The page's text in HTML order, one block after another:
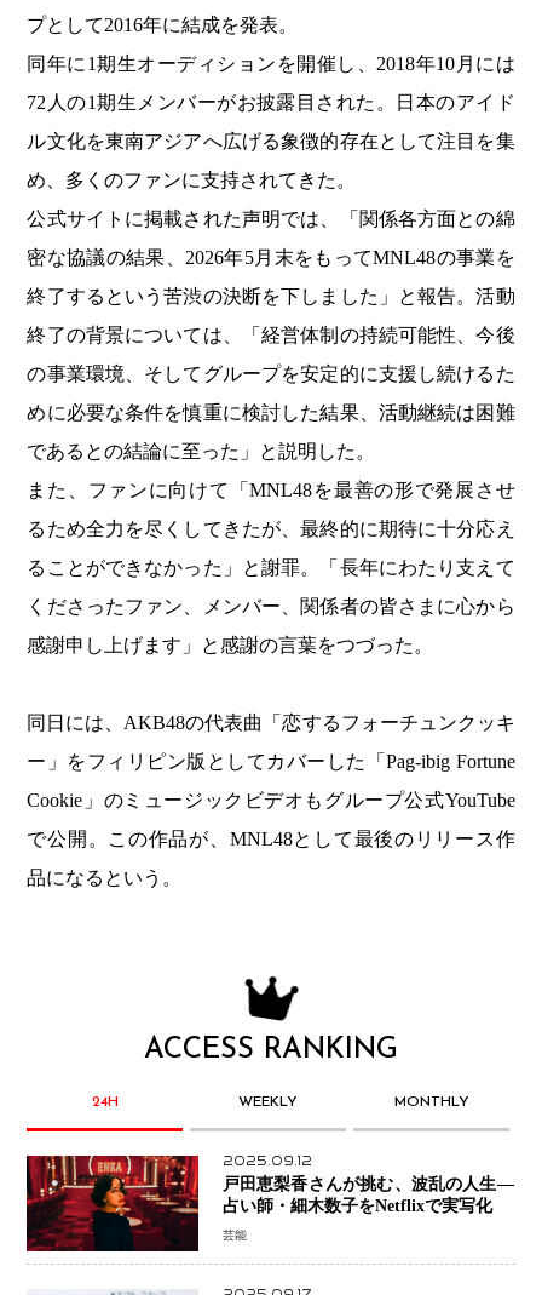
プとして2016年に結成を発表。
同年に1期生オーディションを開催し、2018年10月には
72人の1期生メンバーがお披露目された。日本のアイド
ル文化を東南アジアへ広げる象徴的存在として注目を集
め、多くのファンに支持されてきた。
公式サイトに掲載された声明では、「関係各方面との綿
密な協議の結果、2026年5月末をもってMNL48の事業を
終了するという苦渋の決断を下しました」と報告。活動
終了の背景については、「経営体制の持続可能性、今後
の事業環境、そしてグループを安定的に支援し続けるた
めに必要な条件を慎重に検討した結果、活動継続は困難
であるとの結論に至った」と説明した。
また、ファンに向けて「MNL48を最善の形で発展させ
るため全力を尽くしてきたが、最終的に期待に十分応え
ることができなかった」と謝罪。「長年にわたり支えて
くださったファン、メンバー、関係者の皆さまに心から
感謝申し上げます」と感謝の言葉をつづった。
同日には、AKB48の代表曲「恋するフォーチュンクッキ
ー」をフィリピン版としてカバーした「Pag-ibig Fortune
Cookie」のミュージックビデオもグループ公式YouTube
で公開。この作品が、MNL48として最後のリリース作
品になるという。
ACCESS RANKING
24H WEEKLY MONTHLY
2025.09.12
戸田恵梨香さんが挑む、波乱の人生―
占い師・細木数子をNetflixで実写化
芸能